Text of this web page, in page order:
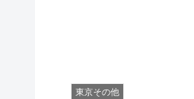
東京その他